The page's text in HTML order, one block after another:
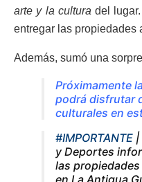
arte y la culturadel lugar.
entregar las propiedades
Además, sumó una
Próximamente
podrá disfrutar
culturales en
#IMPORTANTE |
y Deportes
las